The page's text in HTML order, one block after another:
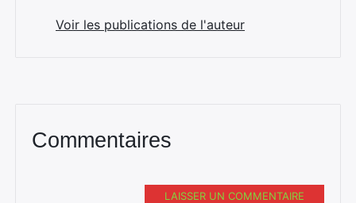
Voir les publications de l'auteur
Commentaires
LAISSER UN COMMENTAIRE